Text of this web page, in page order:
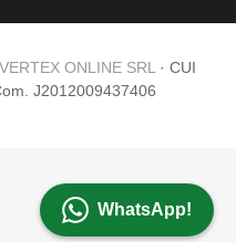
WhatsApp!
VERTEX ONLINE SRL · CUI
J2012009437406